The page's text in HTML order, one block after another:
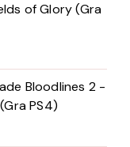
of Glory (Gra
Bloodlines 2 -
PS4)